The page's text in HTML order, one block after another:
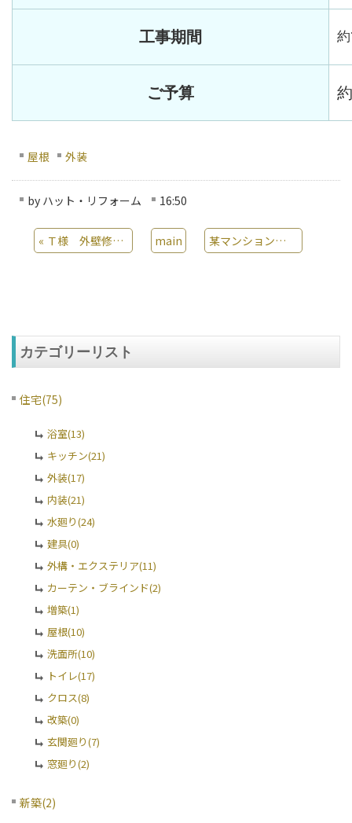
工事期間
ご予算
屋根 外装
by ハット・リフォーム 16:50
« Ｔ様 外壁修繕工事 main 某マンション 外壁修繕工事
カテゴリーリスト
住宅(75)
浴室(13)
キッチン(21)
外装(17)
内装(21)
水廻り(24)
建具(0)
外構・エクステリア(11)
カーテン・ブラインド(2)
増築(1)
屋根(10)
洗面所(10)
トイレ(17)
クロス(8)
改築(0)
玄関廻り(7)
窓廻り(2)
新築(2)